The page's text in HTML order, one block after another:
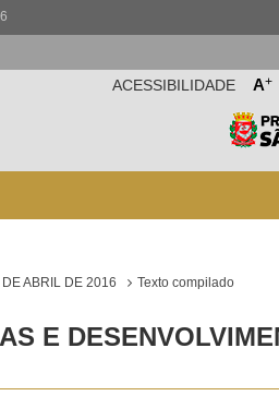
A+
ACESSIBILIDADE
ABRIL DE 2016
Texto compilado
E